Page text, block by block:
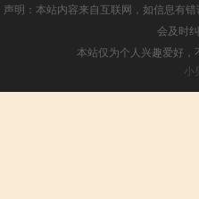
声明：本站内容来自互联网，如信息有
会及时
本站仅为个人兴趣爱好
小